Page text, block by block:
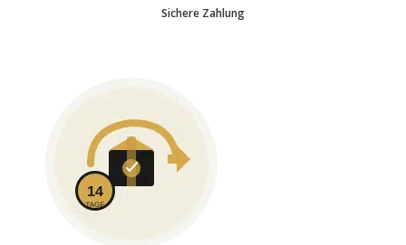
Sichere Zahlung